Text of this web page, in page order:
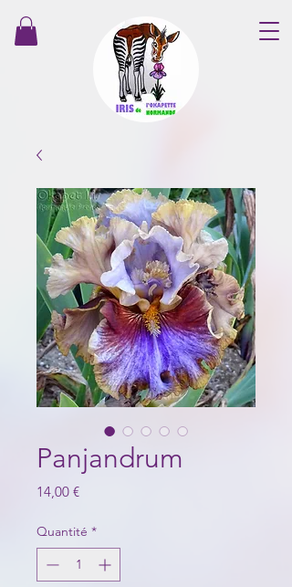
Panjandrum
14,00 €Prix
Quantité *